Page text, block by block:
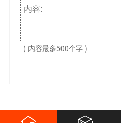
( 内容最多500个字 )